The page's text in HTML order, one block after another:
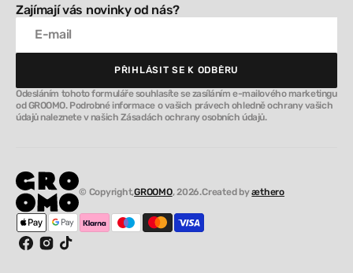
Zajímají vás novinky od nás?
E-mail
PŘIHLÁSIT SE K ODBĚRU
PŘIHLÁSIT SE K ODBĚRU
Odesláním tohoto formuláře souhlasíte se zasíláním e-mailového marketingu
od GROOMO. Podrobné informace o vašich právech ohledně ochrany vašich
údajů naleznete v našich Zásadách ochrany osobních údajů.
© Copyright,GROOMO, 2026.Created byæthero
Facebook
Instagram
TikTok